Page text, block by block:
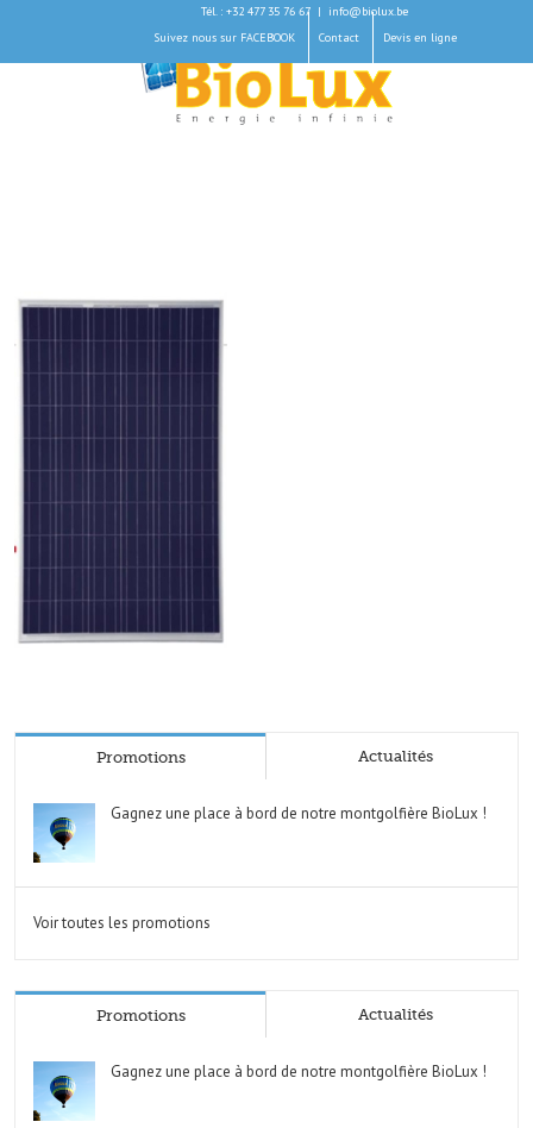
Tél. : +32 477 35 76 67 |
info@biolux.be
Suivez nous sur FACEBOOK
Contact Devis en ligne
Promotions Actualités
Gagnez une place à bord de notre montgolfière BioLux !
Voir toutes les promotions
Promotions Actualités
Gagnez une place à bord de notre montgolfière BioLux !